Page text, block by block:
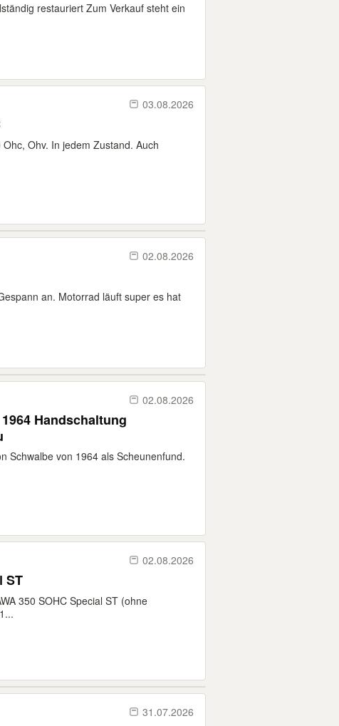
restauriert Zum Verkauf steht ein
03.08.2026
Ohv. In jedem Zustand. Auch
02.08.2026
an. Motorrad läuft super es hat
02.08.2026
Handschaltung
Schwalbe von 1964 als Scheunenfund.
02.08.2026
ST
350 SOHC Special ST (ohne
31.07.2026